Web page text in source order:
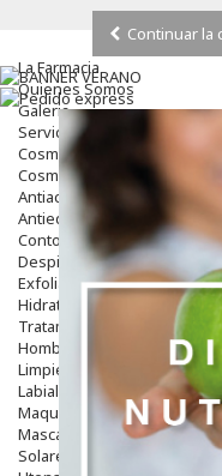
Continuar la
La Farmacia
Quienes Somos
Galeria
Servicios
Cosmética
Cosmética Facial
Antiacné
Antiedad
Contorno De Ojos
Despigmentantes
Exfoliantes
Hidratantes
Tratamientos De Noche
Hombre
Limpieza
Labiales
Maquillajes Y Color
Mascarillas
Solares